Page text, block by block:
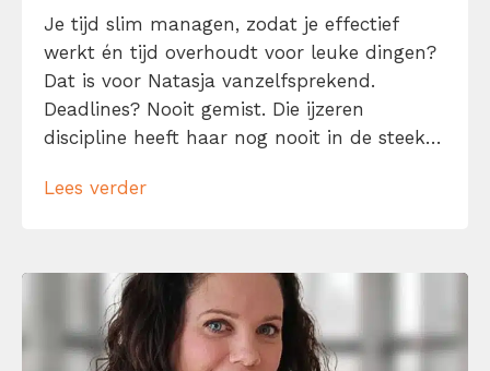
Je tijd slim managen, zodat je effectief
werkt én tijd overhoudt voor leuke dingen?
Dat is voor Natasja vanzelfsprekend.
Deadlines? Nooit gemist. Die ijzeren
discipline heeft haar nog nooit in de steek
dag ruimte over voor wat ze écht leuk
Lees verder